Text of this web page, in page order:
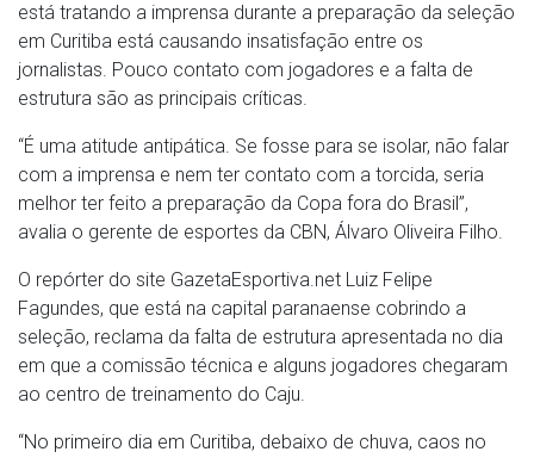
está tratando a imprensa durante a preparação da seleção
em Curitiba está causando insatisfação entre os
jornalistas. Pouco contato com jogadores e a falta de
estrutura são as principais críticas.
“É uma atitude antipática. Se fosse para se isolar, não falar
com a imprensa e nem ter contato com a torcida, seria
melhor ter feito a preparação da Copa fora do Brasil”,
avalia o gerente de esportes da CBN, Álvaro Oliveira Filho.
O repórter do site GazetaEsportiva.net Luiz Felipe
Fagundes, que está na capital paranaense cobrindo a
seleção, reclama da falta de estrutura apresentada no dia
em que a comissão técnica e alguns jogadores chegaram
ao centro de treinamento do Caju.
“No primeiro dia em Curitiba, debaixo de chuva, caos no